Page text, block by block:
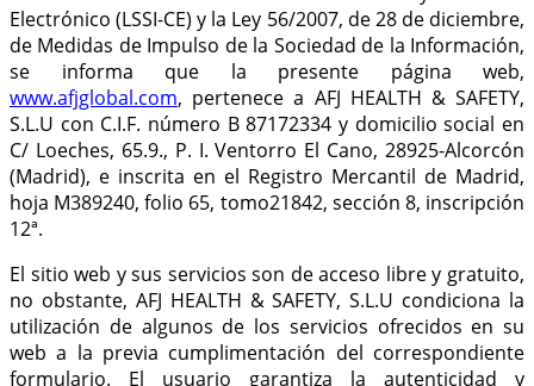
Electrónico (LSSI-CE) y la Ley 56/2007, de 28 de diciembre,
de Medidas de Impulso de la Sociedad de la Información,
se informa que la presente página web,
www.afjglobal.com, pertenece a AFJ HEALTH & SAFETY,
S.L.U con C.I.F. número B 87172334 y domicilio social en
C/ Loeches, 65.9., P. I. Ventorro El Cano, 28925-Alcorcón
(Madrid), e inscrita en el Registro Mercantil de Madrid,
hoja M389240, folio 65, tomo21842, sección 8, inscripción
12ª.
El sitio web y sus servicios son de acceso libre y gratuito,
no obstante, AFJ HEALTH & SAFETY, S.L.U condiciona la
utilización de algunos de los servicios ofrecidos en su
web a la previa cumplimentación del correspondiente
formulario. El usuario garantiza la autenticidad y